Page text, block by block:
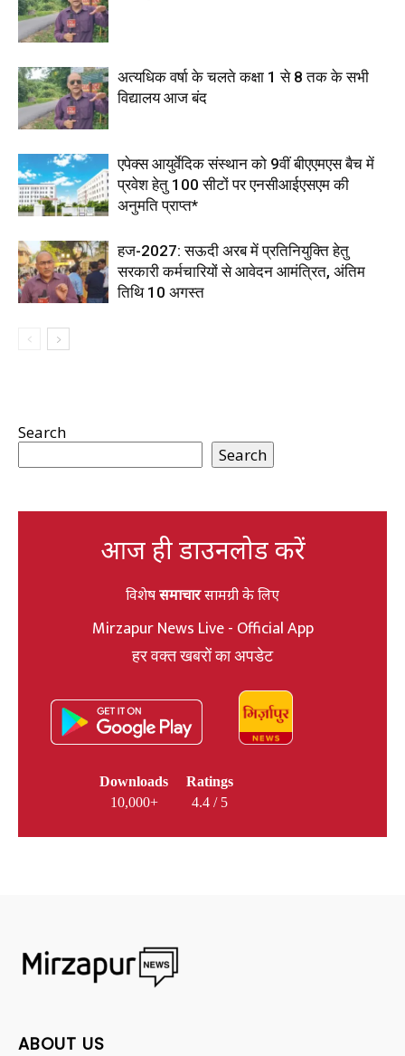
अत्यधिक वर्षा के चलते कक्षा 1 से 8 तक के सभी
विद्यालय आज बंद
एपेक्स आयुर्वेदिक संस्थान को 9वीं बीएएमएस बैच में
प्रवेश हेतु 100 सीटों पर एनसीआईएसएम की
अनुमति प्राप्त*
हज-2027: सऊदी अरब में प्रतिनियुक्ति हेतु
सरकारी कर्मचारियों से आवेदन आमंत्रित, अंतिम
तिथि 10 अगस्त
Search
Search
आज ही डाउनलोड करें
विशेषसमाचारसामग्री के लिए
Mirzapur News Live - Official App
हर वक्त खबरों का अपडेट
Downloads
10,000+
Ratings
4.4 / 5
ABOUT US